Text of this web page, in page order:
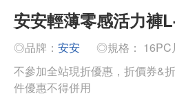
安安輕薄零感活力褲
◎品牌： 安安
◎規格： 16PC
不參加全站現折優惠，折價券&
件優惠不得併用